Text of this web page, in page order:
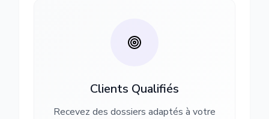
Clients Qualifiés
Recevez des dossiers adaptés à votre